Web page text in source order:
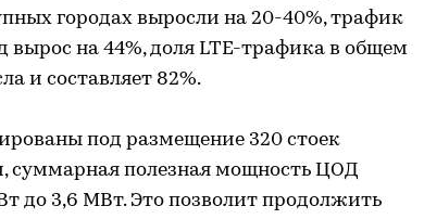
городах выросли на 20-40%, трафик
вырос на 44%, доля LTE-трафика в общем
и составляет 82%.
под размещение 320 стоек
суммарная полезная мощность ЦОД
до 3,6 МВт. Это позволит продолжить